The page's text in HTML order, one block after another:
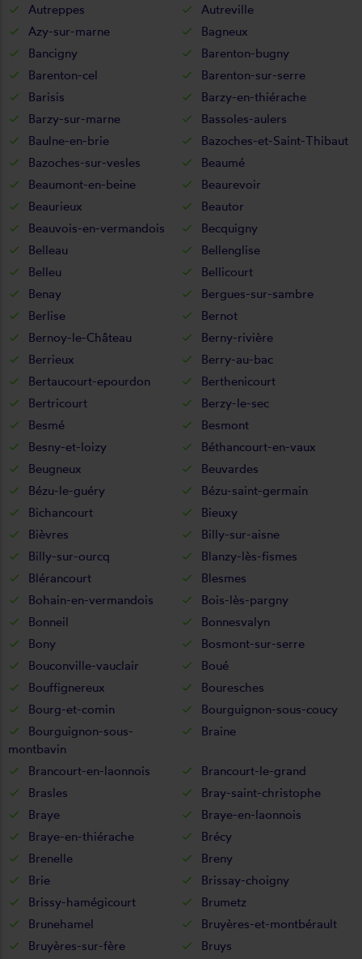
Autreppes
Autreville
Azy-sur-marne
Bagneux
Bancigny
Barenton-bugny
Barenton-cel
Barenton-sur-serre
Barisis
Barzy-en-thiérache
Barzy-sur-marne
Bassoles-aulers
Baulne-en-brie
Bazoches-et-Saint-Thibaut
Bazoches-sur-vesles
Beaumé
Beaumont-en-beine
Beaurevoir
Beaurieux
Beautor
Beauvois-en-vermandois
Becquigny
Belleau
Bellenglise
Belleu
Bellicourt
Benay
Bergues-sur-sambre
Berlise
Bernot
Bernoy-le-Château
Berny-rivière
Berrieux
Berry-au-bac
Bertaucourt-epourdon
Berthenicourt
Bertricourt
Berzy-le-sec
Besmé
Besmont
Besny-et-loizy
Béthancourt-en-vaux
Beugneux
Beuvardes
Bézu-le-guéry
Bézu-saint-germain
Bichancourt
Bieuxy
Bièvres
Billy-sur-aisne
Billy-sur-ourcq
Blanzy-lès-fismes
Blérancourt
Blesmes
Bohain-en-vermandois
Bois-lès-pargny
Bonneil
Bonnesvalyn
Bony
Bosmont-sur-serre
Bouconville-vauclair
Boué
Bouffignereux
Bouresches
Bourg-et-comin
Bourguignon-sous-coucy
Bourguignon-sous-
montbavin
Braine
Brancourt-en-laonnois
Brancourt-le-grand
Brasles
Bray-saint-christophe
Braye
Braye-en-laonnois
Braye-en-thiérache
Brécy
Brenelle
Breny
Brie
Brissay-choigny
Brissy-hamégicourt
Brumetz
Brunehamel
Bruyères-et-montbérault
Bruyères-sur-fère
Bruys